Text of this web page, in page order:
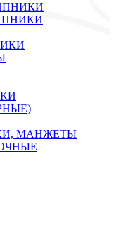
МАНЖЕТЫ